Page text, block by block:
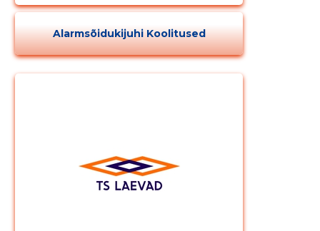
Alarmsõidukijuhi Koolitused